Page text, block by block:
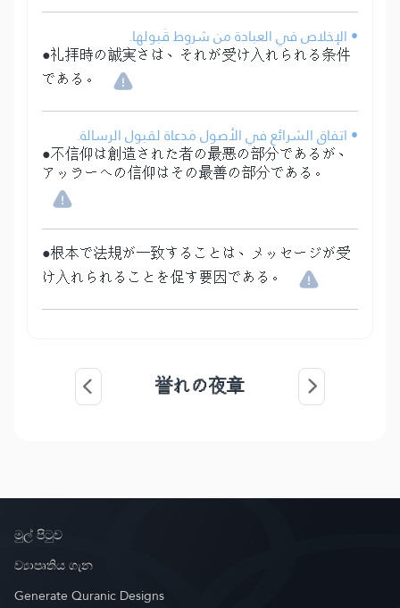
• الإخلاص في العبادة من شروط قَبولها.
●礼拝時の誠実さは、それが受け入れられる条件
である。
• اتفاق الشرائع في الأصول مَدعاة لقبول الرسالة.
●不信仰は創造された者の最悪の部分であるが、
アッラーへの信仰はその最善の部分である。
●根本で法規が一致することは、メッセージが受
け入れられることを促す要因である。
誉れの夜章
මුල් පිටුව
ව්‍යාපෘතිය ගැන
Generate Quranic Designs